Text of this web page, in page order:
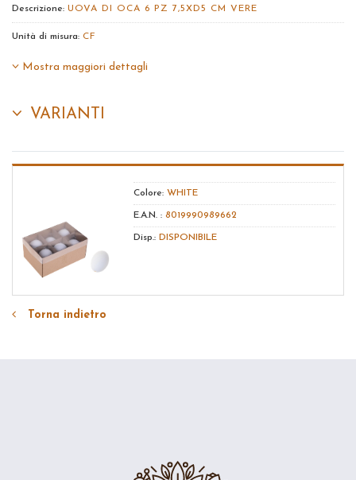
Descrizione: UOVA DI OCA 6 PZ 7,5XD5 CM VERE
Unità di misura: CF
Mostra maggiori dettagli
VARIANTI
Colore: WHITE
E.A.N. : 8019990989662
Disp.: DISPONIBILE
Torna indietro